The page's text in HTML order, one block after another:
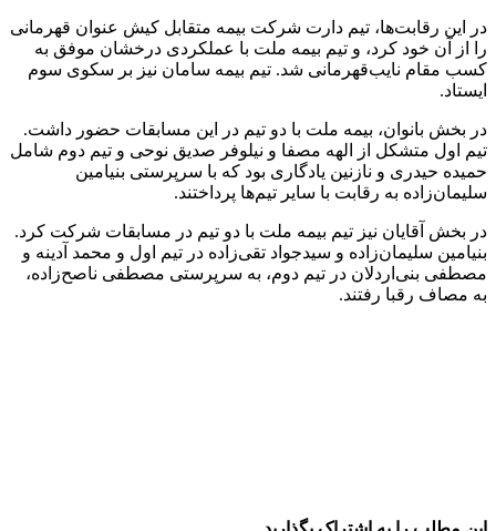
در این رقابت‌ها، تیم دارت شرکت بیمه متقابل کیش عنوان قهرمانی
را از آن خود کرد، و تیم بیمه ملت با عملکردی درخشان موفق به
کسب مقام نایب‌قهرمانی شد. تیم بیمه سامان نیز بر سکوی سوم
ایستاد.
در بخش بانوان، بیمه ملت با دو تیم در این مسابقات حضور داشت.
تیم اول متشکل از الهه مصفا و نیلوفر صدیق نوحی و تیم دوم شامل
حمیده حیدری و نازنین یادگاری بود که با سرپرستی بنیامین
سلیمان‌زاده به رقابت با سایر تیم‌ها پرداختند.
در بخش آقایان نیز تیم بیمه ملت با دو تیم در مسابقات شرکت کرد.
بنیامین سلیمان‌زاده و سیدجواد تقی‌زاده در تیم اول و محمد آدینه و
مصطفی بنی‌اردلان در تیم دوم، به سرپرستی مصطفی ناصح‌زاده،
به مصاف رقبا رفتند.